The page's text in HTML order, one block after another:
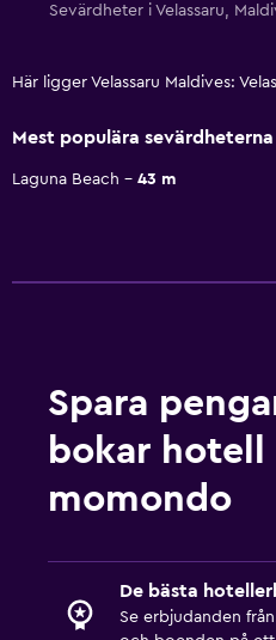
Sevärdheter i Velassaru,
Här ligger Velassaru Maldives:
Mest populära sevärdheterna
Laguna Beach 43 m
Spara
bokar hotell
momondo
De bästa
Se erbjudanden